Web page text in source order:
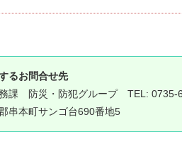
るお問合せ先
課 防災・防犯グループ
TEL:
串本町サンゴ台690番地5